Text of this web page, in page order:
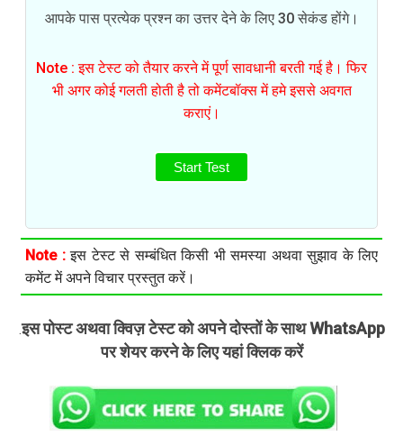
आपके पास प्रत्येक प्रश्न का उत्तर देने के लिए 30 सेकंड होंगे।
Note : इस टेस्ट को तैयार करने में पूर्ण सावधानी बरती गई है। फिर
भी अगर कोई गलती होती है तो कमेंटबॉक्स में हमे इससे अवगत
कराएं।
Start Test
Note :इस टेस्ट से सम्बंधित किसी भी समस्या अथवा सुझाव के लिए
कमेंट में अपने विचार प्रस्तुत करें।
.इस पोस्ट अथवा क्विज़ टेस्ट को अपने दोस्तों के साथ WhatsApp
पर शेयर करने के लिए यहां क्लिक करें